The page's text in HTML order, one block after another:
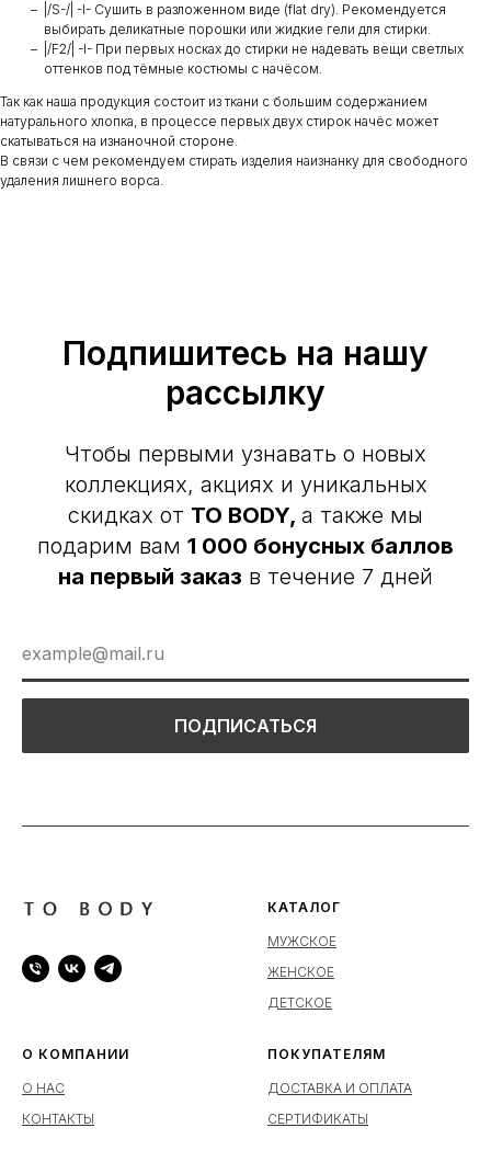
|/S-/| -I- Сушить в разложенном виде (flat dry). Рекомендуется
выбирать деликатные порошки или жидкие гели для стирки.
|/F2/| -I- При первых носках до стирки не надевать вещи светлых
оттенков под тёмные костюмы с начёсом.
Так как наша продукция состоит из ткани с большим содержанием
натурального хлопка, в процессе первых двух стирок начёс может
скатываться на изнаночной стороне.
В связи с чем рекомендуем стирать изделия наизнанку для свободного
удаления лишнего ворса.
Подпишитесь на нашу
рассылку
Чтобы первыми узнавать о новых
коллекциях, акциях и уникальных
скидках от TO BODY, а также мы
подарим вам 1 000 бонусных баллов
на первый заказ в течение 7 дней
ПОДПИСАТЬСЯ
КАТАЛОГ
МУЖСКОЕ
ЖЕНСКОЕ
ДЕТСКОЕ
О КОМПАНИИ
О НАС
КОНТАКТЫ
ПОКУПАТЕЛЯМ
ДОСТАВКА И ОПЛАТА
СЕРТИФИКАТЫ